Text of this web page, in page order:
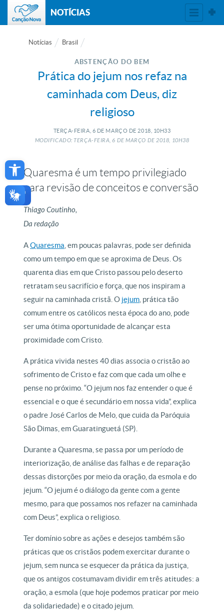
Open toolbar
NOTÍCIAS
Notícias Brasil
ABSTENÇÃO DO BEM
Prática do jejum nos refaz na
caminhada com Deus, diz
religioso
TERÇA-FEIRA, 6 DE MARÇO DE 2018, 10H33
MODIFICADO: TERÇA-FEIRA, 6 DEMARÇO DE2018, 10H38
Quaresma é um tempo privilegiado
para revisão de conceitos e conversão
Thiago Coutinho,
Da redação
AQuaresma , em poucas palavras, pode ser definida
como um tempo em que se aproxima de Deus. Os
quarenta dias em que Cristo passou pelo deserto
retratam seu sacrifício e força, que nos inspiram a
seguir na caminhada cristã. O jejum , prática tão
comum entre os católicos nesta época do ano, pode
ser uma ótima oportunidade de alcançar esta
proximidade com Cristo.
A prática vivida nestes 40 dias associa o cristão ao
sofrimento de Cristo e faz com que cada um olhe e
pense no próximo. “O jejum nos faz entender o que é
essencial e o que é secundário em nossa vida”, explica
o padre José Carlos de Melo, que cuida da Paróquia
São Dimas, em Guaratinguetá (SP).
Durante a Quaresma, se passa por um período de
interiorização, de análise das falhas e de reparação
dessas distorções por meio da oração, da esmola e do
jejum. “O jejum é o diálogo da gente com a gente
mesmo, para que possamos nos refazer na caminhada
com Deus”, explica o religioso.
Ter domínio sobre as ações e desejos também são
práticas que os cristãos podem exercitar durante o
jejum, sem nunca se esquecer da prática da justiça,
que os antigos costumavam dividir em três atitudes: a
oração, a esmola (que hoje podemos praticar por meio
da solidariedade) e o citado jejum.